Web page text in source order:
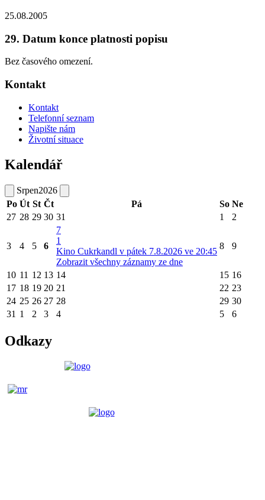
25.08.2005
29. Datum konce platnosti popisu
Bez časového omezení.
Kontakt
Kontakt
Telefonní seznam
Napište nám
Životní situace
Kalendář
Srpen2026
Po Út St Čt Pá So Ne
27 28 29 30 31 1 2
3 4 5 6
7
1
Kino Cukrkandl v pátek 7.8.2026 ve 20:45
Zobrazit všechny záznamy ze dne
8 9
10 11 12 13 14 15 16
17 18 19 20 21 22 23
24 25 26 27 28 29 30
31 1 2 3 4 5 6
Odkazy